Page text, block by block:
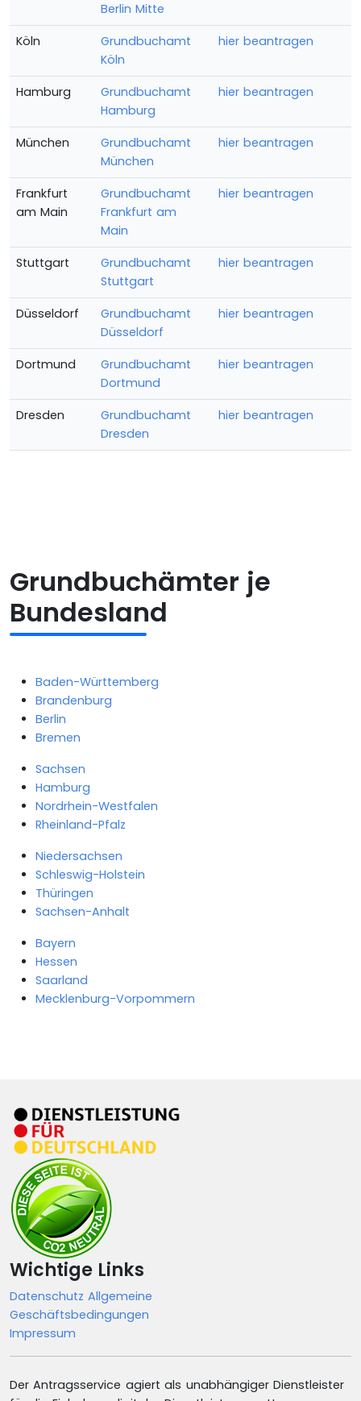
Berlin Mitte
Köln
Grundbuchamt
Köln
hier beantragen
Hamburg
Grundbuchamt
Hamburg
hier beantragen
München
Grundbuchamt
München
hier beantragen
Frankfurt
am Main
Grundbuchamt
Frankfurt am
Main
hier beantragen
Stuttgart
Grundbuchamt
Stuttgart
hier beantragen
Düsseldorf
Grundbuchamt
Düsseldorf
hier beantragen
Dortmund
Grundbuchamt
Dortmund
hier beantragen
Dresden
Grundbuchamt
Dresden
hier beantragen
Grundbuchämter je
Bundesland
Baden-Württemberg
Brandenburg
Berlin
Bremen
Sachsen
Hamburg
Nordrhein-Westfalen
Rheinland-Pfalz
Niedersachsen
Schleswig-Holstein
Thüringen
Sachsen-Anhalt
Bayern
Hessen
Saarland
Mecklenburg-Vorpommern
Wichtige Links
DatenschutzAllgemeine
Geschäftsbedingungen
Impressum
Der Antragsservice agiert als unabhängiger Dienstleister